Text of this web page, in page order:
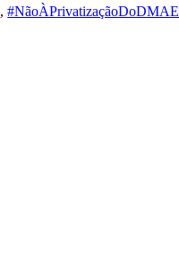
,#NãoÀPrivatizaçãoDoDMAE